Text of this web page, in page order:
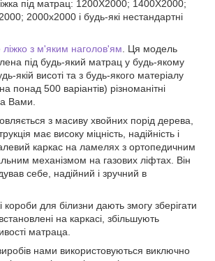
під матрац: 1200Х2000; 1400Х2000;
2000х2000 і будь-які нестандартні
ліжко з м'яким наголов'ям . Ця модель
під будь-який матрац у будь-якому
якій висоті та з будь-якого матеріалу
понад 500 варіантів) різноманітні
Вами.
з масиву хвойних порід дерева,
має високу міцність, надійність і
каркас на ламелях з ортопедичним
механізмом на газових ліфтах. Він
себе, надійний і зручний в
короби для білизни дають змогу зберігати
на каркасі, збільшують
матраца.
нами використовуються виключно